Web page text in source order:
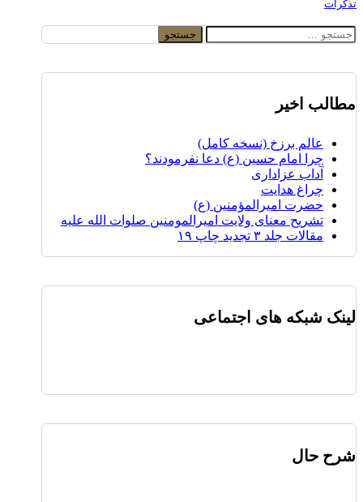
تذکرات
جستجو
برای:
مطالب اخیر
عالم برزخ (نسخه کامل)
چرا امام حسین (ع) دعا نفرمودند؟
آداب عزاداری
چراغ هدایت
حضرت امیرالمؤمنین (ع)
تشریح معنای ولایت امیرالمومنین صلوات الله علیه
مقالات جلد ۳ تجدید چاپ ۱۹
لینک شبکه های اجتماعی
شرح حال